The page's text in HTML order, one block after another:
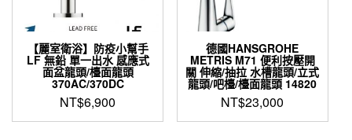
【麗室衛浴】防疫小幫手
LF 無鉛 單一出水 感應式
面盆龍頭/檯面龍頭
370AC/370DC
NT$6,900
德國HANSGROHE
METRIS M71 便利按壓開
關 伸縮/抽拉 水槽龍頭/立式
龍頭/吧檯/檯面龍頭 14820
NT$23,000